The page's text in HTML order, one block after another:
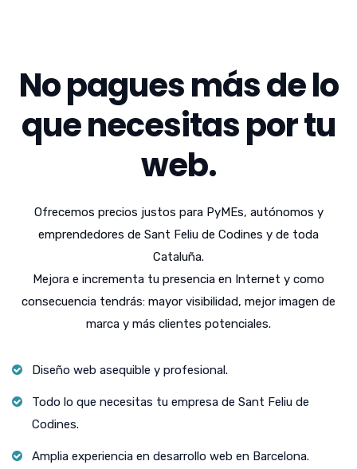
No pagues más de lo
que necesitas por tu
web.
Ofrecemos precios justos para PyMEs, autónomos y
emprendedores de Sant Feliu de Codines y de toda
Cataluña.
Mejora e incrementa tu presencia en Internet y como
consecuencia tendrás: mayor visibilidad, mejor imagen de
marca y más clientes potenciales.
Diseño web asequible y profesional.
Todo lo que necesitas tu empresa de Sant Feliu de
Codines.
Amplia experiencia en desarrollo web en Barcelona.